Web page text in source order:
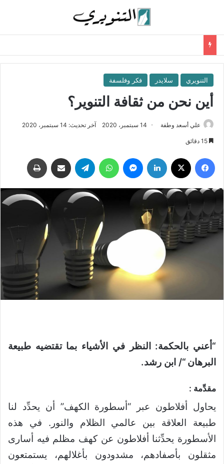
التنويري سلايدر فكر وفلسفة
أين نحن من ثقافة التنوير؟
علي أسعد وطفة 14 سبتمبر، 2020 آخر تحديث: 14 سبتمبر، 2020
“أعني بالحكمة: النظر في الأشياء بما تقتضيه طبيعة
البرهان “/ ابن رشد.
مقدِّمة :
يحاول أفلاطون عبر “أسطورة الكهف” أن يحدِّد لنا
طبيعة العلاقة بين عالمي الظلام والنور. في هذه
الأسطورة يحدِّثنا أفلاطون عن كهف مظلم فيه أسارى
مثقلون بأصفادهم، مشدودون بأغلالهم، يستمتعون